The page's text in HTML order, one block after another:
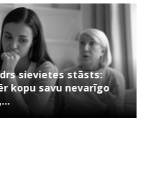
“Tev jau 35, bet nav ne bērnu,
ne...